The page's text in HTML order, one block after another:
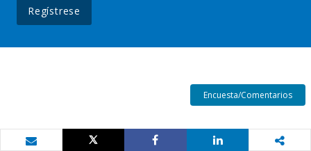
Regístrese
Encuesta/Comentarios